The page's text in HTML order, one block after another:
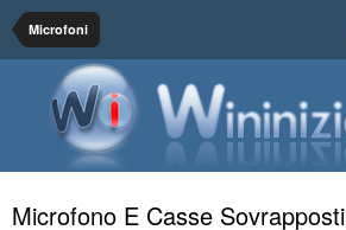
Microfoni
Microfono E Casse Sovrapposti